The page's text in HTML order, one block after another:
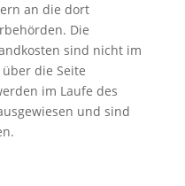
an die dort
Die
sind nicht im
die Seite
im Laufe des
und sind